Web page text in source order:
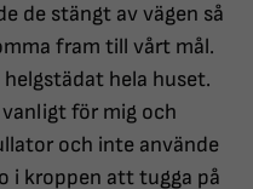
de stängt av vägen så
fram till vårt mål.
hela huset.
för mig och
och inte använde
i kroppen att tugga på